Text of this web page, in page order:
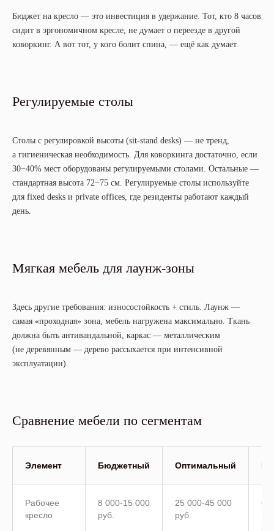
Бюджет на кресло — это инвестиция в удержание. Тот, кто 8 часов
сидит в эргономичном кресле, не думает о переезде в другой
коворкинг. А вот тот, у кого болит спина, — ещё как думает.
Регулируемые столы
Столы с регулировкой высоты (sit-stand desks) — не тренд,
а гигиеническая необходимость. Для коворкинга достаточно, если
30−40% мест оборудованы регулируемыми столами. Остальные —
стандартная высота 72−75 см. Регулируемые столы используйте
для fixed desks и private offices, где резиденты работают каждый
день.
Мягкая мебель для лаунж-зоны
Здесь другие требования: износостойкость + стиль. Лаунж —
самая «проходная» зона, мебель нагружена максимально. Ткань
должна быть антивандальной, каркас — металлическим
(не деревянным — дерево рассыхается при интенсивной
эксплуатации).
Сравнение мебели по сегментам
Элемент Бюджетный Оптимальный
Рабочее
кресло
8 000-15 000
руб.
25 000-45 000
руб.
60